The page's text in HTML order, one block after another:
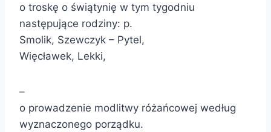
o troskę o świątynię w tym tygodniu
następujące rodziny: p.
Smolik, Szewczyk – Pytel,
Więcławek, Lekki,
–
o prowadzenie modlitwy różańcowej według
wyznaczonego porządku.